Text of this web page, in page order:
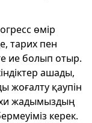
өмір
тарих пен
ие болып отыр.
ашады,
жоғалту қаупін
жадымыздың
керек.